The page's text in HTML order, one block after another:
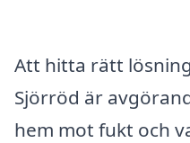
Att hitta rätt
Sjörröd är
hem mot fukt och